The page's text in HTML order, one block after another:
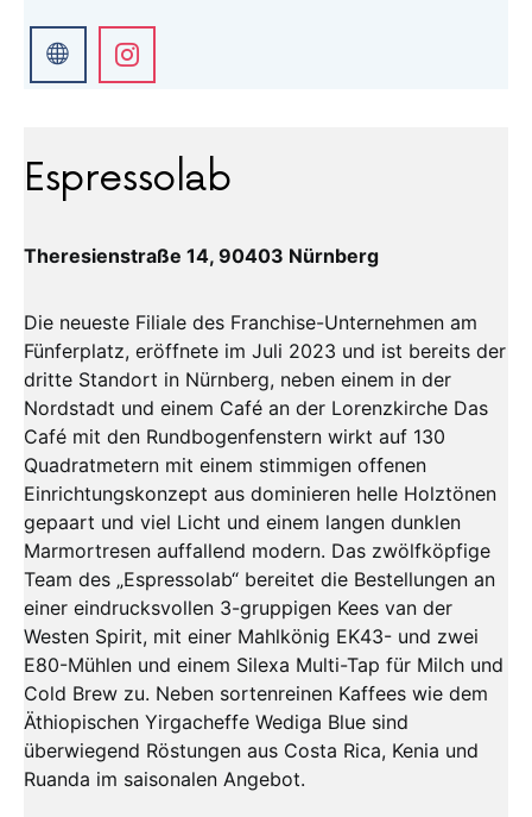
Espressolab
Theresienstraße 14, 90403 Nürnberg
Die neueste Filiale des Franchise-Unternehmen am
Fünferplatz, eröffnete im Juli 2023 und ist bereits der
dritte Standort in Nürnberg, neben einem in der
Nordstadt und einem Café an der Lorenzkirche Das
Café mit den Rundbogenfenstern wirkt auf 130
Quadratmetern mit einem stimmigen offenen
Einrichtungskonzept aus dominieren helle Holztönen
gepaart und viel Licht und einem langen dunklen
Marmortresen auffallend modern. Das zwölfköpfige
Team des „Espressolab“ bereitet die Bestellungen an
einer eindrucksvollen 3-gruppigen Kees van der
Westen Spirit, mit einer Mahlkönig EK43- und zwei
E80-Mühlen und einem Silexa Multi-Tap für Milch und
Cold Brew zu. Neben sortenreinen Kaffees wie dem
Äthiopischen Yirgacheffe Wediga Blue sind
überwiegend Röstungen aus Costa Rica, Kenia und
Ruanda im saisonalen Angebot.